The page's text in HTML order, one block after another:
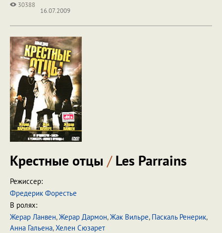
30388
16.07.2009
Крестные отцы /Les Parrains
Режиссер:
Фредерик Форестье
В ролях:
Жерар Ланвен,Жерар Дармон,Жак Вильре, Паскаль Ренерик,
Анна Гальена,Хелен Сюзарет